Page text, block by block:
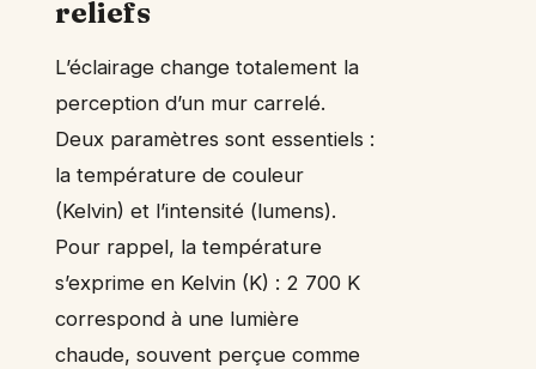
reliefs
L’éclairage change totalement la
perception d’un mur carrelé.
Deux paramètres sont essentiels :
la température de couleur
(Kelvin) et l’intensité (lumens).
Pour rappel, la température
s’exprime en Kelvin (K) : 2 700 K
correspond à une lumière
chaude, souvent perçue comme